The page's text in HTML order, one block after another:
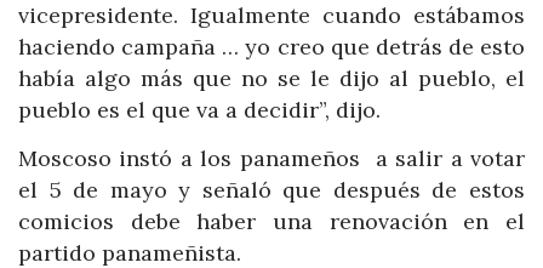
vicepresidente. Igualmente cuando estábamos
haciendo campaña … yo creo que detrás de esto
había algo más que no se le dijo al pueblo, el
pueblo es el que va a decidir”, dijo.
Moscoso instó a los panameños a salir a votar
el 5 de mayo y señaló que después de estos
comicios debe haber una renovación en el
partido panameñista.